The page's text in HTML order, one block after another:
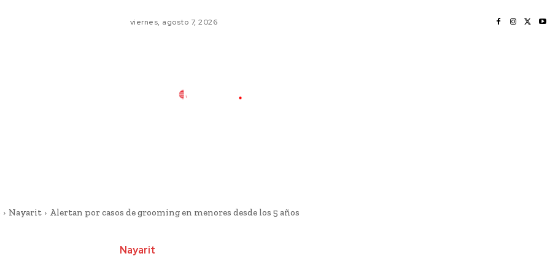
viernes, agosto 7, 2026
Nayarit Alertan por casos de grooming en menores desde los 5 años
Nayarit